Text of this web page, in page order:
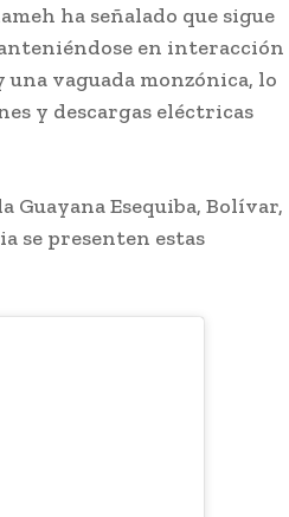
ha señalado que sigue
en interacción
vaguada monzónica, lo
y descargas eléctricas
Guayana Esequiba, Bolívar,
se presenten estas